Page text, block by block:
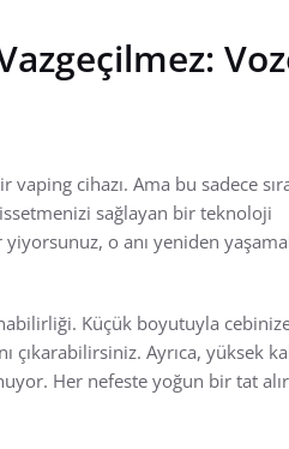
cihazı. Ama bu sadece
sağlayan bir teknoloji
o anı yeniden
Küçük boyutuyla
çıkarabilirsiniz. Ayrıca, yüksek
Her nefeste yoğun bir tat